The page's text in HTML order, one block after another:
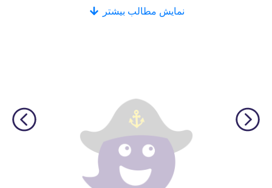
کامپیوتری استفاده می‌کنند.
نمایش مطالب بیشتر
I love this app! I am learning Serbian,
which is a relatively rare language on